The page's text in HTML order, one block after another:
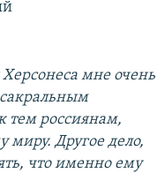
мне очень
сакральным
тем россиянам,
миру. Другое дело,
что именно ему